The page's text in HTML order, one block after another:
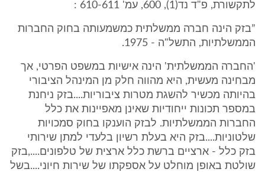
לתקשורת, פ"ד נד(1), 600, עמ' 610-611 :
”בזק הינה חברה ממשלתית כמשמעותה בחוק החברות
הממשלתיות, התשל"ה - 1975.
'החברה הממשלתית' הינה אישיות במשפט הפרטי, אך
מבחינה מעשית, היא מהווה חלק מן המינהל הציבורי
בהיותה מכשיר להשגת מטרות ציבוריות....בזק ניחנת
במספר תכונות ייחודיות שאינן מאפיינות את כלל
החברות הממשלתיות. לבזק הוענקו בחוק סמכויות
שלטוניות....בזק היא בעלת רשיון בלעדי למתן שירותי
בזק כלל - ארציים ברשת כלל ארצית של טלפונים....,בזק
שולטת באופן מוחלט על אספקתו של שירות חיוני....בשל